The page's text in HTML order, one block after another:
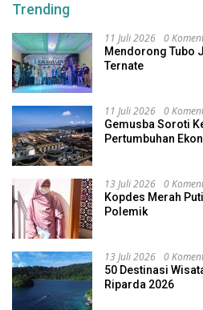
Trending
11 Juli 2026 0
Mendorong Tubo
Ternate
11 Juli 2026 0
Gemusba Soroti
Pertumbuhan
13 Juli 2026 0
Kopdes Merah
Polemik
13 Juli 2026 0
50 Destinasi
Riparda 2026